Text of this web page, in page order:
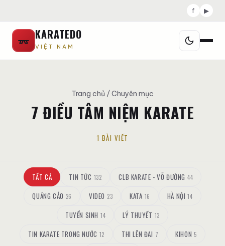
f ▶
KARATEDO
VIỆT NAM
Trang chủ / Chuyên mục
7 ĐIỀU TÂM NIỆM KARATE
1 BÀI VIẾT
TẤT CẢ TIN TỨC 132 CLB KARATE - VÕ ĐƯỜNG 44
QUẢNG CÁO 26 VIDEO 23 KATA 16 HÀ NỘI 14
TUYỂN SINH 14 LÝ THUYẾT 13
TIN KARATE TRONG NƯỚC 12 THI LÊN ĐAI 7 KIHON 5